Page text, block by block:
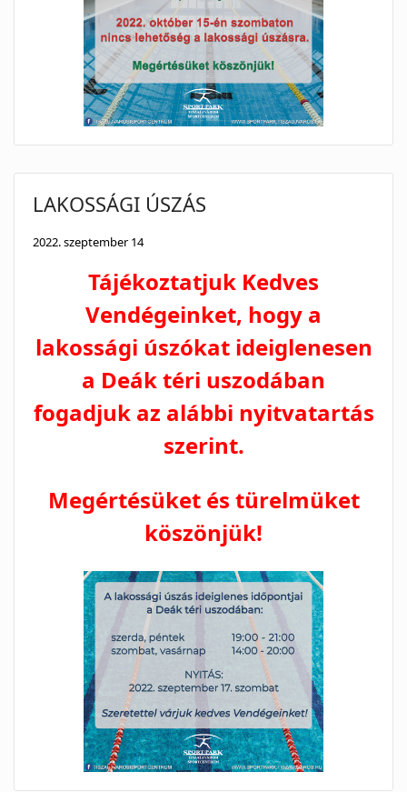
LAKOSSÁGI ÚSZÁS
2022. szeptember 14
Tájékoztatjuk Kedves
Vendégeinket, hogy a
lakossági úszókat ideiglenesen
a Deák téri uszodában
fogadjuk az alábbi nyitvatartás
szerint.
Megértésüket és türelmüket
köszönjük!